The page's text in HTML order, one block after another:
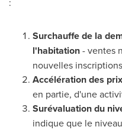
Surchauffe de la
l'habitation- ventes
nouvelles
Accélération des
en partie, d'une
Surévaluation du
indique que le